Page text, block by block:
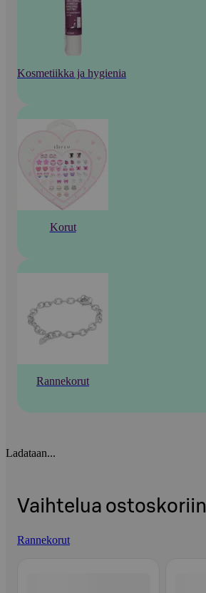
Kosmetiikka ja hygienia
Korut
Rannekorut
Ladataan...
Vaihtelua ostoskoriin
Rannekorut